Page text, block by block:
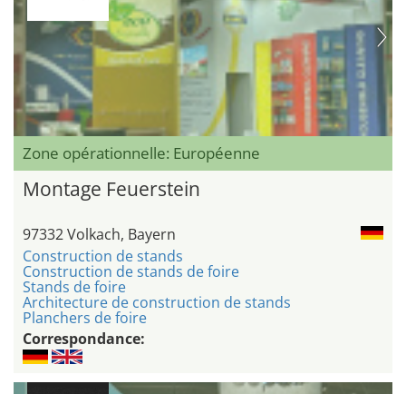
Zone opérationnelle: Européenne
Montage Feuerstein
97332 Volkach, Bayern
Construction de stands
Construction de stands de foire
Stands de foire
Architecture de construction de stands
Planchers de foire
Correspondance: